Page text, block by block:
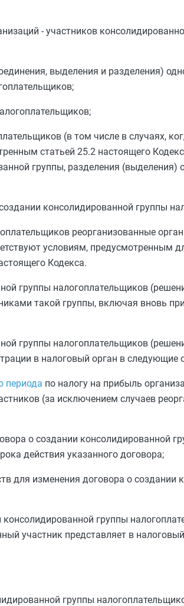
- участников
выделения и разделения)
(в том числе в случаях,
статьей 25.2 настоящего
группы, разделения (выделения)
консолидированной группы
реорганизованные
условиям, предусмотренным
Кодекса.
группы налогоплательщиков
такой группы, включая вновь
группы налогоплательщиков
в налоговый орган в следующие
периода по налогу на прибыль
(за исключением случаев
о создании консолидированной
действия указанного договора;
для изменения договора о создании
группы
участник представляет в
группы